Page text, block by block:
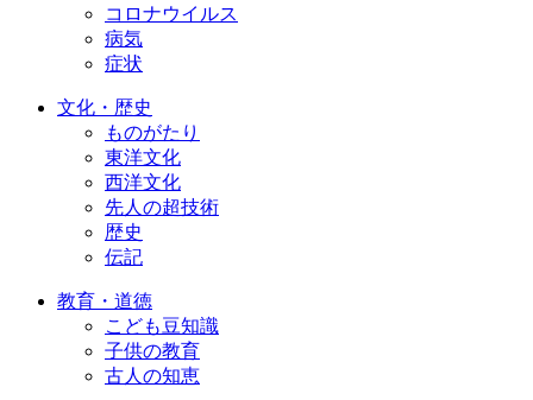
コロナウイルス
病気
症状
文化・歴史
ものがたり
東洋文化
西洋文化
先人の超技術
歴史
伝記
教育・道徳
こども豆知識
子供の教育
古人の知恵